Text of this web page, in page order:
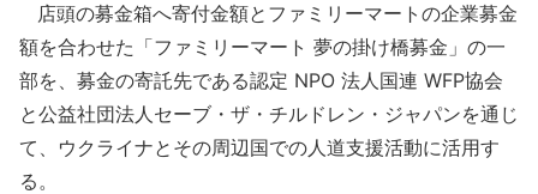
店頭の募金箱へ寄付金額とファミリーマートの企業募金
額を合わせた「ファミリーマート 夢の掛け橋募金」の一
部を、募金の寄託先である認定 NPO 法人国連 WFP協会
と公益社団法人セーブ・ザ・チルドレン・ジャパンを通じ
て、ウクライナとその周辺国での人道支援活動に活用す
る。